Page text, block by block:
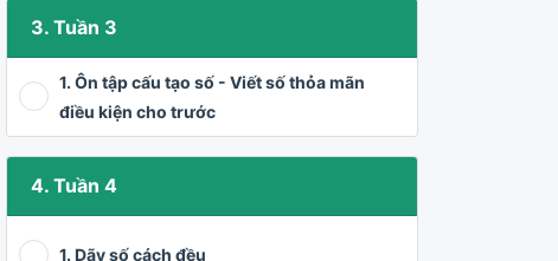
3. Tuần 3
1. Ôn tập cấu tạo số - Viết số thỏa mãn
điều kiện cho trước
4. Tuần 4
1. Dãy số cách đều